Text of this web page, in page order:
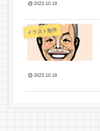
2023.10.19
イラスト制作
2023.10.18